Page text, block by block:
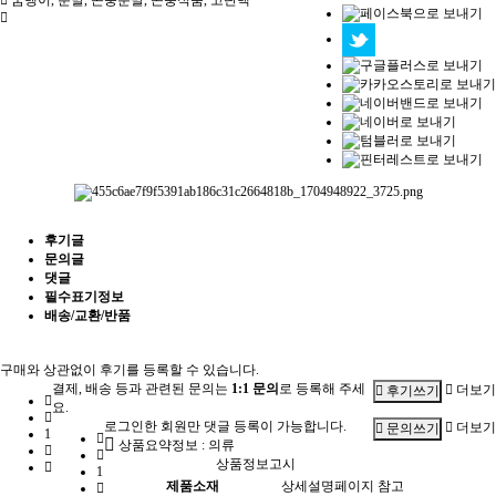
후기글
문의글
댓글
필수표기정보
배송/교환/반품
구매와 상관없이 후기를 등록할 수 있습니다.
1
후기쓰기 더보기
결제, 배송 등과 관련된 문의는 1:1 문의 로 등록해 주세
요.
1
문의쓰기 더보기
로그인한 회원만 댓글 등록이 가능합니다.
상품요약정보 : 의류
상품정보고시
제품소재
상세설명페이지 참고